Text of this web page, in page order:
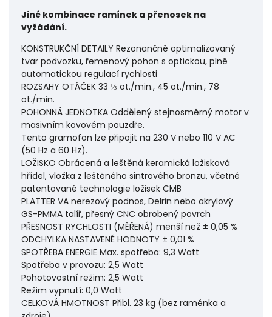
Jiné kombinace ramínek a přenosek na
vyžádání.
KONSTRUKČNÍ DETAILY Rezonančně optimalizovaný
tvar podvozku, řemenový pohon s optickou, plně
automatickou regulací rychlosti
ROZSAHY OTÁČEK 33 ⅓ ot./min., 45 ot./min., 78
ot./min.
POHONNÁ JEDNOTKA Oddělený stejnosměrný motor v
masivním kovovém pouzdře.
Tento gramofon lze připojit na 230 V nebo 110 V AC
(50 Hz a 60 Hz).
LOŽISKO Obrácená a leštěná keramická ložisková
hřídel, vložka z leštěného sintrového bronzu, včetně
patentované technologie ložisek CMB
PLATTER VA nerezový podnos, Delrin nebo akrylový
GS-PMMA talíř, přesný CNC obrobený povrch
PŘESNOST RYCHLOSTI (MĚŘENÁ) menší než ± 0,05 %
ODCHYLKA NASTAVENÉ HODNOTY ± 0,01 %
SPOTŘEBA ENERGIE Max. spotřeba: 9,3 Watt
Spotřeba v provozu: 2,5 Watt
Pohotovostní režim: 2,5 Watt
Režim vypnutí: 0,0 Watt
CELKOVÁ HMOTNOST Přibl. 23 kg (bez raménka a